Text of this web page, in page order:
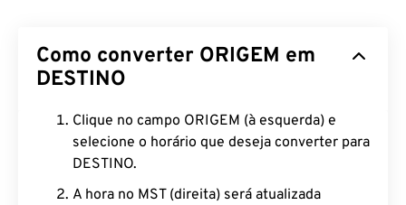
Como converter ORIGEM em
DESTINO
Clique no campo ORIGEM (à esquerda) e
selecione o horário que deseja converter para
DESTINO.
A hora no MST (direita) será atualizada